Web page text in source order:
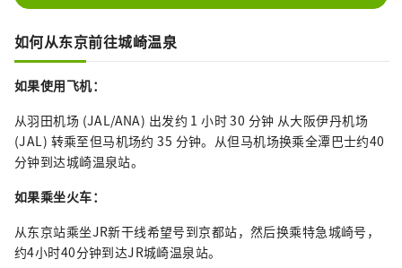
如何从东京前往城崎温泉
如果使用飞机：
从羽田机场 (JAL/ANA) 出发约 1 小时 30 分钟 从大阪伊丹机场
(JAL) 转乘至但马机场约 35 分钟。从但马机场换乘全潭巴士约40
分钟到达城崎温泉站。
如果乘坐火车：
从东京站乘坐JR新干线希望号到京都站，然后换乘特急城崎号，
约4小时40分钟到达JR城崎温泉站。